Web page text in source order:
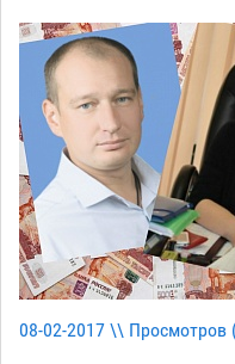
08-02-2017 \\ Просмотров